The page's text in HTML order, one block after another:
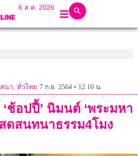
6 ส.ค. 2026
นา, ทั่วไทย 7 ก.ย. 2564 • 12:10 น.
ช้อปปี้’ นิมนต์ ‘พระมหา
ดสนทนาธรรม4โมง